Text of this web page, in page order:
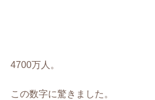
4700万人。
この数字に驚きました。